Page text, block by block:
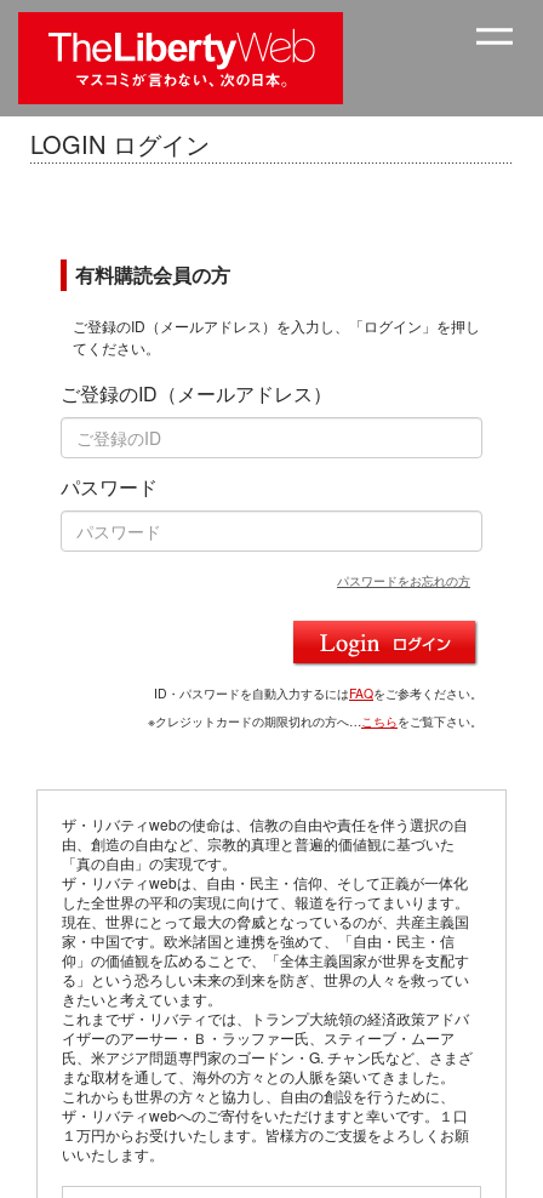
LOGIN ログイン
有料購読会員の方
ご登録のID（メールアドレス）を入力し、「ログイン」を押し
てください。
ご登録のID（メールアドレス）
パスワード
パスワードをお忘れの方
ID・パスワードを自動入力するにはFAQをご参考ください。
※クレジットカードの期限切れの方へ…こちらをご覧下さい。
ザ・リバティwebの使命は、信教の自由や責任を伴う選択の自
由、創造の自由など、宗教的真理と普遍的価値観に基づいた
「真の自由」の実現です。
ザ・リバティwebは、自由・民主・信仰、そして正義が一体化
した全世界の平和の実現に向けて、報道を行ってまいります。
現在、世界にとって最大の脅威となっているのが、共産主義国
家・中国です。欧米諸国と連携を強めて、「自由・民主・信
仰」の価値観を広めることで、「全体主義国家が世界を支配す
る」という恐ろしい未来の到来を防ぎ、世界の人々を救ってい
きたいと考えています。
これまでザ・リバティでは、トランプ大統領の経済政策アドバ
イザーのアーサー・Ｂ・ラッファー氏、スティーブ・ムーア
氏、米アジア問題専門家のゴードン・G. チャン氏など、さまざ
まな取材を通して、海外の方々との人脈を築いてきました。
これからも世界の方々と協力し、自由の創設を行うために、
ザ・リバティwebへのご寄付をいただけますと幸いです。１口
１万円からお受けいたします。皆様方のご支援をよろしくお願
いいたします。